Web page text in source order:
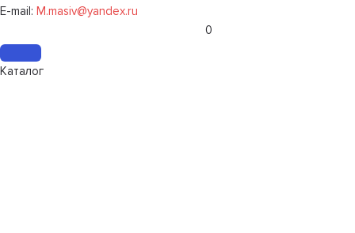
E-mail: M.masiv@yandex.ru
0
Каталог